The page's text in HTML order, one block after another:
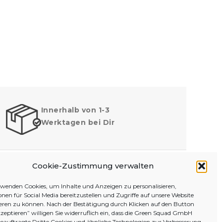
Cookie-Zustimmung verwalten
Cookies, um Inhalte und Anzeigen zu personalisieren,
für Social Media bereitzustellen und Zugriffe auf unsere Website
zu können. Nach der Bestätigung durch Klicken auf den Button
willigen Sie widerruflich ein, dass die Green Squad GmbH
Innerhalb von 1-3
Werktagen bei Dir
MELD DICH BEI UNS